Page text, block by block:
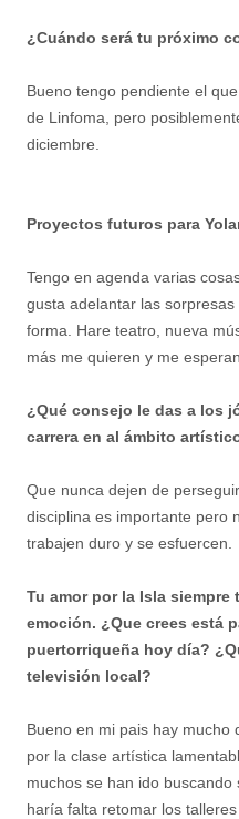
¿Cuándo será tu próximo
Bueno tengo pendiente el
de Linfoma, pero
diciembre.
Proyectos futuros para
Tengo en agenda varias
gusta adelantar las
forma. Hare teatro, nueva
más me quieren y me esperan.
¿Qué consejo le das a los
carrera en al ámbito
Que nunca dejen de
disciplina es importante pero
trabajen duro y se esfuercen.
Tu amor por la Isla siempre
emoción. ¿Que crees está
puertorriqueña hoy día?
televisión local?
Bueno en mi pais hay
por la clase artística
muchos se han ido
haría falta retomar los